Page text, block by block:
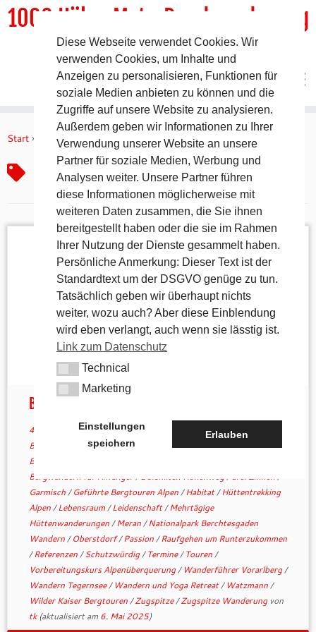
Inhalt
1000 HöhenMeterRundwanderweg
DER Rundwanderweg um Pommelsbrunn
Start » Raufgehen um Runterzukommen
Raufgehen um Runterzukommen
Bergfacetten
4. Mai 2025 inAktuellesverschlagwortet Alpenüberquerung
Berchtesgaden/Berge/Bergfacetten/Bergfacetten.de/
Bergtouren ohne Gepäcktransport
Bergwandern für Anfänger / Dolomiten Höhenweg / drei Zinnen /
Garmisch/Geführte Bergtouren Alpen/Habitat/Hüttentrekking
Alpen/Lebensraum/Leidenschaft/Mehrtägige
Hüttenwanderungen/Meran/Nationalpark Berchtesgaden
Wandern/Oberstdorf/Passion/Raufgehen um Runterzukommen
/Referenzen/Schutzwürdig/Termine/Touren/
Vorbereitungskurs Alpenüberquerung/ Wanderführer Vorarlberg/
Wandern Tegernsee/ Wandern und Yoga Retreat/ Watzmann/
Wilder Kaiser Bergtouren/Zugspitze/Zugspitze Wanderung von
tk(aktualisiert am 6. Mai 2025)
Diese Webseite verwendet Cookies. Wir
verwenden Cookies, um Inhalte und
Anzeigen zu personalisieren, Funktionen für
soziale Medien anbieten zu können und die
Zugriffe auf unsere Website zu analysieren.
Außerdem geben wir Informationen zu Ihrer
Verwendung unserer Website an unsere
Partner für soziale Medien, Werbung und
Analysen weiter. Unsere Partner führen
diese Informationen möglicherweise mit
weiteren Daten zusammen, die Sie ihnen
bereitgestellt haben oder die sie im Rahmen
Ihrer Nutzung der Dienste gesammelt haben.
Persönliche Anmerkung: Dieser Text ist der
Standardtext um der DSGVO genüge zu tun.
Tatsächlich geben wir überhaupt nichts
weiter, wozu auch? Aber diese Einblendung
wird eben verlangt, auch wenn sie lässtig ist.
Link zum Datenschutz
TechnicalTechnical
MarketingMarketing
Einstellungen
speichern
Erlauben